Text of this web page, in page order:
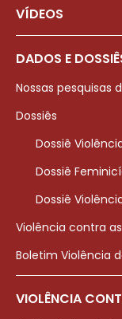
VÍDEOS
DADOS E
Nossas pesquisas
Dossiês
Dossiê
Dossiê
Dossiê
Violência contra
Boletim Violência
VIOLÊNCIA